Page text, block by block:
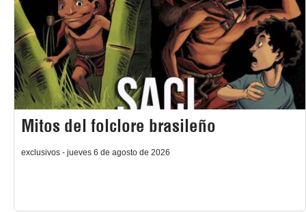
Mitos del folclore brasileño
exclusivos - jueves 6 de agosto de 2026